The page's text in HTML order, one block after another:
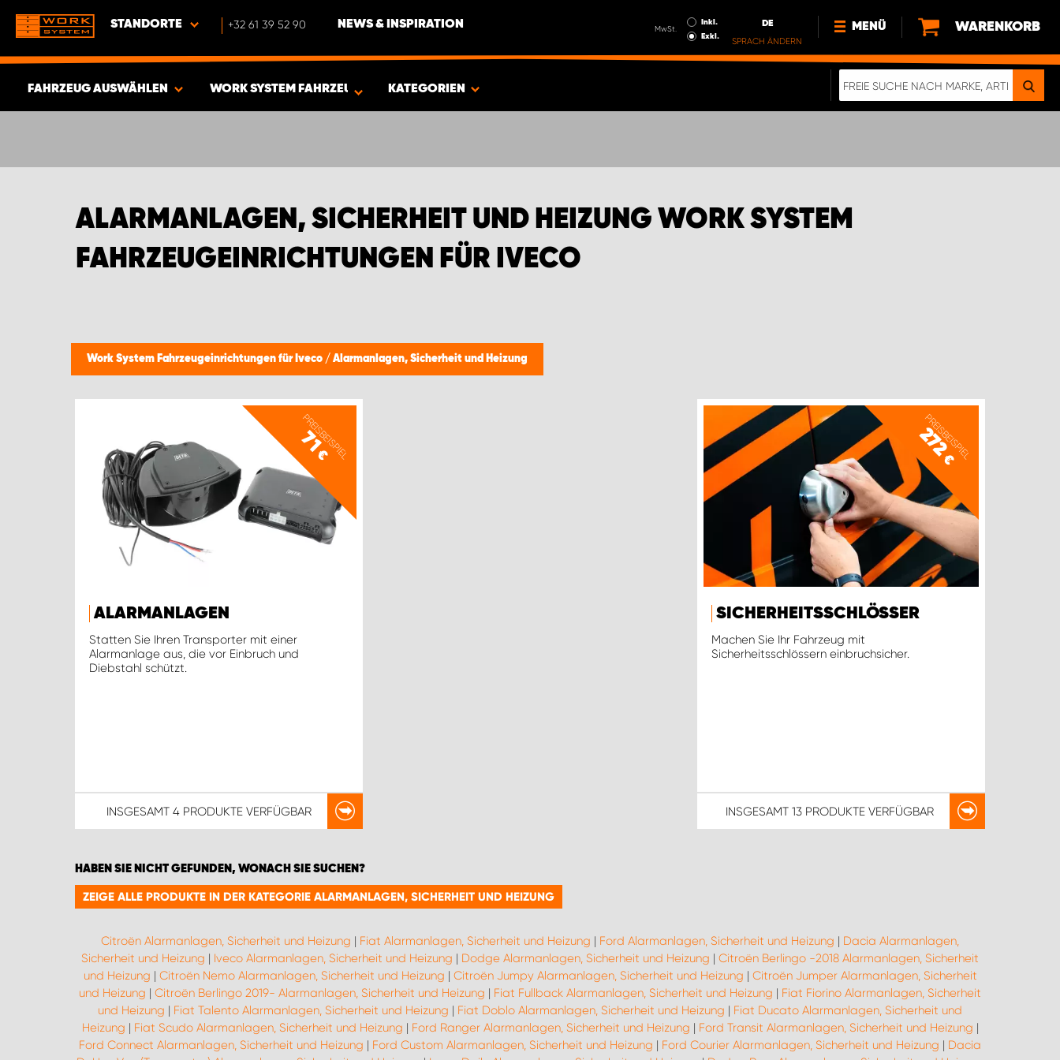
STANDORTE +32 61 39 52 90 NEWS & INSPIRATION MwSt.
Inkl.
Exkl.
DE
SPRACH ÄNDERN
MENÜ
NEWS
WARENKORB
FAHRZEUG AUSWÄHLEN WORK SYSTEM FAHRZEUGEINRICHTUNGEN FÜR IVECO
KATEGORIEN
ALARMANLAGEN, SICHERHEIT UND HEIZUNG WORK SYSTEM
FAHRZEUGEINRICHTUNGEN FÜR IVECO
Work System Fahrzeugeinrichtungen für Iveco / Alarmanlagen, Sicherheit und Heizung
PREISBEISPIEL
71
€
ALARMANLAGEN
Statten Sie Ihren Transporter mit einer
Alarmanlage aus, die vor Einbruch und
Diebstahl schützt.
INSGESAMT 4 PRODUKTEVERFÜGBAR
PREISBEISPIEL
272
€
SICHERHEITSSCHLÖSSER
Machen Sie Ihr Fahrzeug mit
Sicherheitsschlössern einbruchsicher.
INSGESAMT 13 PRODUKTE VERFÜGBAR
HABEN SIE NICHT GEFUNDEN, WONACH SIE SUCHEN?
ZEIGE ALLE PRODUKTE IN DER KATEGORIE ALARMANLAGEN, SICHERHEIT UND HEIZUNG
Citroën Alarmanlagen, Sicherheit und Heizung | Fiat Alarmanlagen, Sicherheit und Heizung | Ford Alarmanlagen, Sicherheit und Heizung | Dacia Alarmanlagen,
Sicherheit und Heizung | Iveco Alarmanlagen, Sicherheit und Heizung | Dodge Alarmanlagen, Sicherheit und Heizung | Citroën Berlingo -2018 Alarmanlagen, Sicherheit
und Heizung | Citroën Nemo Alarmanlagen, Sicherheit und Heizung | Citroën Jumpy Alarmanlagen, Sicherheit und Heizung | Citroën Jumper Alarmanlagen, Sicherheit
und Heizung | Citroën Berlingo 2019- Alarmanlagen, Sicherheit und Heizung | Fiat Fullback Alarmanlagen, Sicherheit und Heizung | Fiat Fiorino Alarmanlagen, Sicherheit
und Heizung | Fiat Talento Alarmanlagen, Sicherheit und Heizung | Fiat Doblo Alarmanlagen, Sicherheit und Heizung | Fiat Ducato Alarmanlagen, Sicherheit und
Heizung | Fiat Scudo Alarmanlagen, Sicherheit und Heizung | Ford Ranger Alarmanlagen, Sicherheit und Heizung | Ford Transit Alarmanlagen, Sicherheit und Heizung |
Ford Connect Alarmanlagen, Sicherheit und Heizung | Ford Custom Alarmanlagen, Sicherheit und Heizung | Ford Courier Alarmanlagen, Sicherheit und Heizung | Dacia